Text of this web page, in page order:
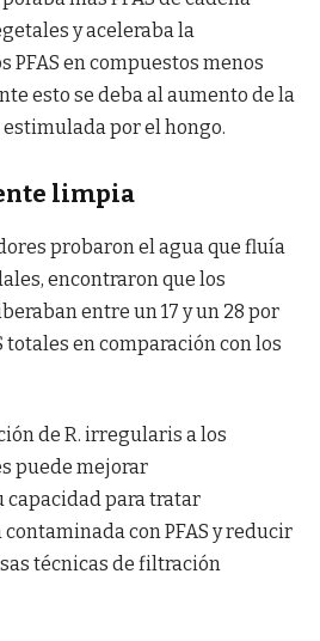
y aceleraba la
PFAS en compuestos menos
esto se deba al aumento de la
por el hongo.
limpia
probaron el agua que fluía
encontraron que los
entre un 17 y un 28 por
totales en comparación con los
de R. irregularis a los
puede mejorar
para tratar
con PFAS y reducir
técnicas de filtración